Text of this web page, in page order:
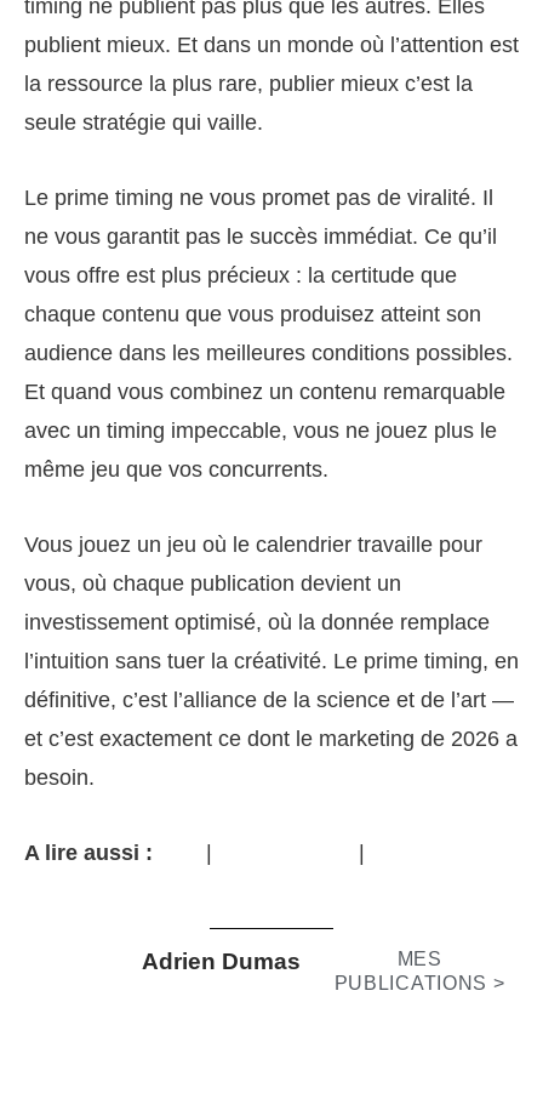
timing ne publient pas plus que les autres. Elles
publient mieux. Et dans un monde où l’attention est
la ressource la plus rare, publier mieux c’est la
seule stratégie qui vaille.
Le prime timing ne vous promet pas de viralité. Il
ne vous garantit pas le succès immédiat. Ce qu’il
vous offre est plus précieux : la certitude que
chaque contenu que vous produisez atteint son
audience dans les meilleures conditions possibles.
Et quand vous combinez un contenu remarquable
avec un timing impeccable, vous ne jouez plus le
même jeu que vos concurrents.
Vous jouez un jeu où le calendrier travaille pour
vous, où chaque publication devient un
investissement optimisé, où la donnée remplace
l’intuition sans tuer la créativité. Le prime timing, en
définitive, c’est l’alliance de la science et de l’art —
et c’est exactement ce dont le marketing de 2026 a
besoin.
A lire aussi : | |
Adrien Dumas
MES
PUBLICATIONS >